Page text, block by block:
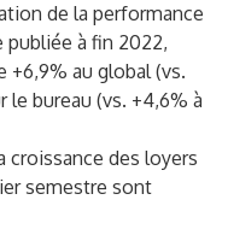
de la performance
publiée à fin 2022,
+6,9% au global (vs.
le bureau (vs. +4,6% à
croissance des loyers
semestre sont